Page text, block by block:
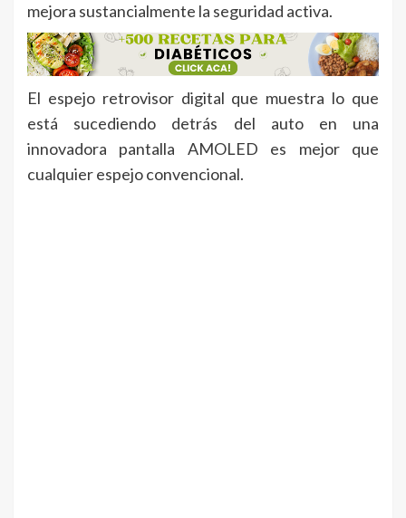
mejora sustancialmente la seguridad activa.
El espejo retrovisor digital que muestra lo que
está sucediendo detrás del auto en una
innovadora pantalla AMOLED es mejor que
cualquier espejo convencional.